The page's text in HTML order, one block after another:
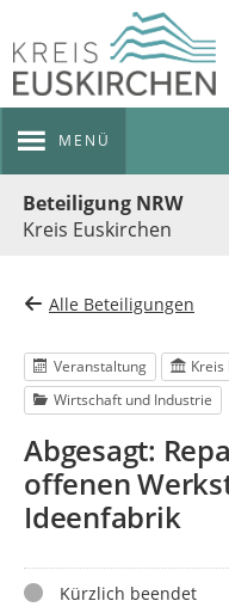
MENÜ
Beteiligung NRW
Kreis Euskirchen
Alle Beteiligungen
Veranstaltung
Kreis
Wirtschaft und Industrie
Abgesagt:
offenen
Ideenfabrik
StatusKürzlich beendet